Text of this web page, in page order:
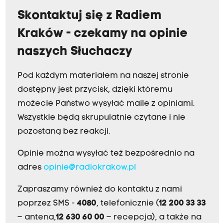
Skontaktuj się z Radiem
Kraków - czekamy na opinie
naszych Słuchaczy
Pod każdym materiałem na naszej stronie
dostępny jest przycisk, dzięki któremu
możecie Państwo wysyłać maile z opiniami.
Wszystkie będą skrupulatnie czytane i nie
pozostaną bez reakcji.
Opinie można wysyłać też bezpośrednio na
adres opinie@radiokrakow.pl
Zapraszamy również do kontaktu z nami
poprzez SMS - 4080, telefonicznie (12 200 33 33
– antena,12 630 60 00 – recepcja), a także na